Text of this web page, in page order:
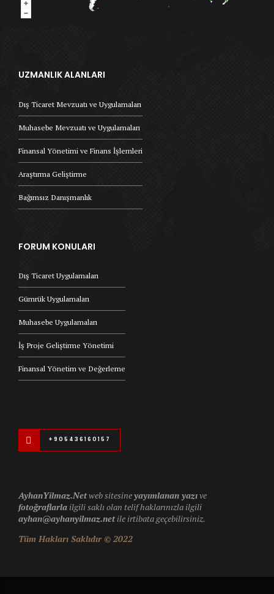
UZMANLIK ALANLARI
Dış Ticaret Mevzuatı ve Uygulamaları
Muhasebe Mevzuatı ve Uygulamaları
Finansal Yönetimi ve Finans İşlemleri
Araştırma Geliştirme
Bağımsız Danışmanlık
FORUM KONULARI
Dış Ticaret Uygulamaları
Gümrük Uygulamaları
Muhasebe Uygulamaları
İş Proje Geliştirme Yönetimi
Finansal Yönetim ve Değerleme
+905436160157
AyhanYilmaz.Netweb sitesineyayımlanan yazıve
fotoğraflarla ilgili saklı olan telif haklarınızla ilgili
ayhan@ayhanyilmaz.netile irtibata geçebilirsiniz.
Tüm Hakları Saklıdır © 2022